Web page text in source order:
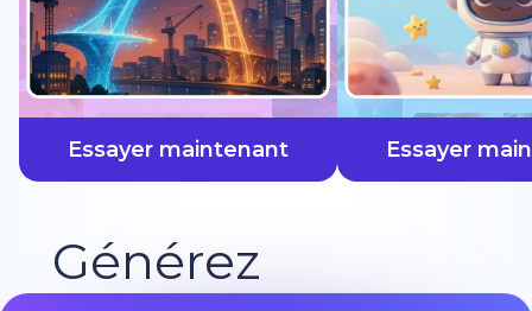
Essayer maintenant Essayer
Générez
plus vite